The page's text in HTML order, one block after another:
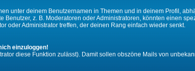
unter deinem Benutzernamen in Themen und in deinem Profil,
z. B. Moderatoren oder Administratoren, könnten einen
oder Administrator treffen, der deinen Rang einfach wieder senkt.
einzuloggen!
diese Funktion zulässt). Damit sollen obszöne Mails von